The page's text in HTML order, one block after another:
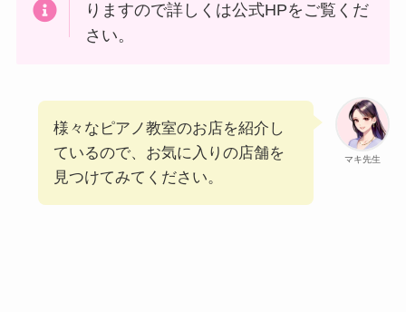
りますので詳しくは公式HPをご覧くだ
さい。
マキ先生
様々なピアノ教室のお店を紹介し
ているので、お気に入りの店舗を
見つけてみてください。